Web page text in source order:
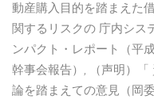
動産購入目的を踏まえた
関するリスクの 庁内シス
ンパクト・レポート（平
幹事会報告）, （声明）
論を踏まえての意見（岡